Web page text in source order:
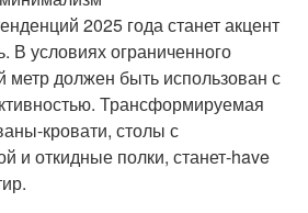
2025 года станет акцент
В условиях ограниченного
метр должен быть использован с
Трансформируемая
кровати, столы с
и откидные полки, станет-have